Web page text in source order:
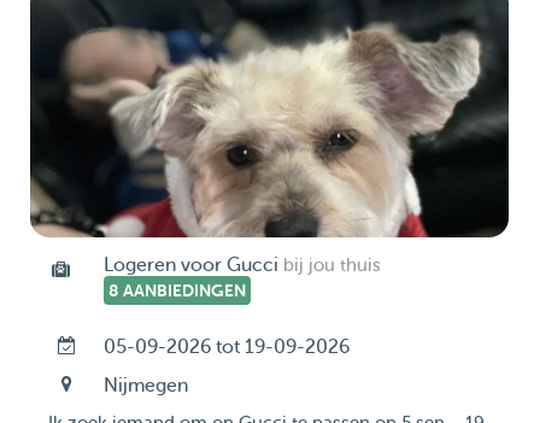
Logeren voor Gucci bij jou thuis
8 AANBIEDINGEN
05-09-2026 tot 19-09-2026
Nijmegen